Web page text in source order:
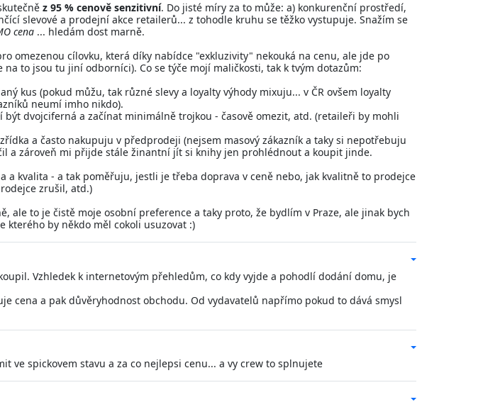
z 95 % cenově senzitivní. Do jisté míry za to může: a) konkurenční prostředí,
slevové a prodejní akce retailerů... z tohodle kruhu se těžko vystupuje. Snažím se
cena ... hledám dost marně.
omezenou cílovku, která díky nabídce "exkluzivity" nekouká na cenu, ale jde po
to jsou tu jiní odborníci). Co se týče mojí maličkosti, tak k tvým dotazům:
kus (pokud můžu, tak různé slevy a loyalty výhody mixuju... v ČR ovšem loyalty
neumí imho nikdo).
dvojciferná a začínat minimálně trojkou - časově omezit, atd. (retaileři by mohli
a často nakupuju v předprodeji (nejsem masový zákazník a taky si nepotřebuju
a zároveň mi přijde stále žinantní jít si knihy jen prohlédnout a koupit jinde.
kvalita - a tak poměřuju, jestli je třeba doprava v ceně nebo, jak kvalitně to prodejce
zrušil, atd.)
ale to je čistě moje osobní preference a taky proto, že bydlím v Praze, ale jinak bych
by někdo měl cokoli usuzovat :)
Vzhledek k internetovým přehledům, co kdy vyjde a pohodlí dodání domu, je
cena a pak důvěryhodnost obchodu. Od vydavatelů napřímo pokud to dává smysl
ve spickovem stavu a za co nejlepsi cenu... a vy crew to splnujete